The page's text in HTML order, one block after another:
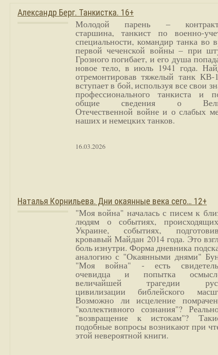
Александр Берг. Танкистка. 16+
Молодой парень –
старшина, танкист по военно-
специальности, командир танка во
первой чеченской войны – при
Грозного погибает, и его душа
новое тело, в июль 1941 года.
отремонтировав тяжелый танк
вступает в бой, используя все свои
профессионального танкиста и
общие сведения о
Отечественной войне и о слабых
наших и немецких танков.
16.03.2026
Наталья Корнильева. Дни окаянные века сего… 12+
"Моя война" началась с писем к
людям о событиях,
Украине, событиях,
кровавый Майдан 2014 года. Это
боль изнутри. Форма дневника
аналогию с "Окаянными днями"
"Моя война" - есть
очевидца и попытка
величайшей трагедии
цивилизации библейского
Возможно ли исцеление
"коллективного сознания"?
"возвращение к истокам"?
подобные вопросы возникают при
этой невероятной книги.